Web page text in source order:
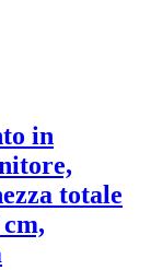
in
totale